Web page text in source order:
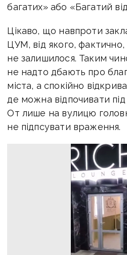
багатих» або «Багатий
Цікаво, що навпроти
ЦУМ, від якого, фактично,
не залишилося. Таким
не надто дбають про
міста, а спокійно
де можна відпочивати
От лише на вулицю
не підпсувати враження.